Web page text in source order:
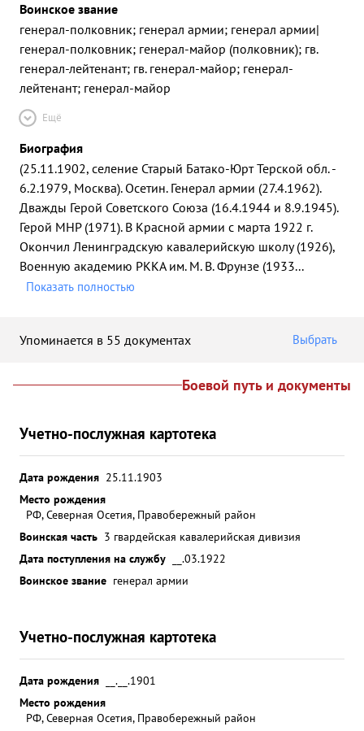
Воинское звание
генерал-полковник; генерал армии; генерал армии|
генерал-полковник; генерал-майор (полковник); гв.
генерал-лейтенант; гв. генерал-майор; генерал-
лейтенант; генерал-майор
Ещё
Биография
(25.11.1902, селение Старый Батако-Юрт Терской обл. -
6.2.1979, Москва). Осетин. Генерал армии (27.4.1962).
Дважды Герой Советского Союза (16.4.1944 и 8.9.1945).
Герой МНР (1971). В Красной армии с марта 1922 г.
Окончил Ленинградскую кавалерийскую школу (1926),
Военную академию РККА им. М. В. Фрунзе (1933...
Показать полностью
Упоминается в 55 документах Выбрать
Боевой путь и документы
Учетно-послужная картотека
Дата рождения 25.11.1903
Место рождения
РФ, Северная Осетия, Правобережный район
Воинская часть 3 гвардейская кавалерийская дивизия
Дата поступления на службу
__.03.1922
Воинское звание генерал армии
Учетно-послужная картотека
Дата рождения
__.__.1901
Место рождения
РФ, Северная Осетия, Правобережный район